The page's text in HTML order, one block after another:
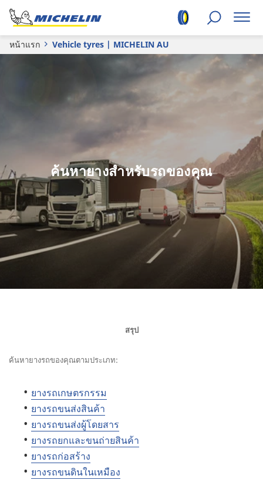
หน้าแรก Vehicle tyres | MICHELIN AU
ค้นหายางสำหรับรถของคุณ
สรุป
ค้นหายางรถของคุณตามประเภท:
ยางรถเกษตรกรรม
ยางรถขนส่งสินค้า
ยางรถขนส่งผู้โดยสาร
ยางรถยกและขนถ่ายสินค้า
ยางรถก่อสร้าง
ยางรถขนดินในเหมือง